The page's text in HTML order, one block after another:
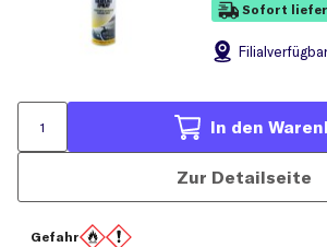
Sofort
Filial
In den
Zur Detailseite
Gefahr